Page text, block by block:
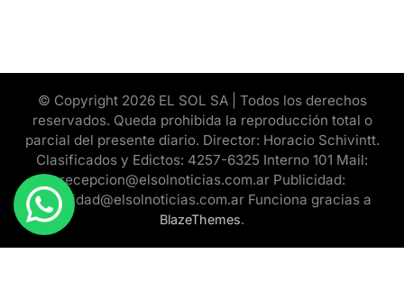
© Copyright 2026 EL SOL SA | Todos los derechos
reservados. Queda prohibida la reproducción total o
parcial del presente diario. Director: Horacio Schivintt.
Clasificados y Edictos: 4257-6325 Interno 101 Mail:
recepcion@elsolnoticias.com.ar Publicidad:
publicidad@elsolnoticias.com.ar Funciona gracias a
BlazeThemes.